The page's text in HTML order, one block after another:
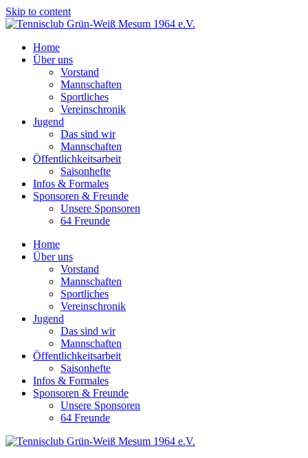
Skip to content
Home
Über uns
Vorstand
Mannschaften
Sportliches
Vereinschronik
Jugend
Das sind wir
Mannschaften
Öffentlichkeitsarbeit
Saisonhefte
Infos & Formales
Sponsoren & Freunde
Unsere Sponsoren
64 Freunde
Home
Über uns
Vorstand
Mannschaften
Sportliches
Vereinschronik
Jugend
Das sind wir
Mannschaften
Öffentlichkeitsarbeit
Saisonhefte
Infos & Formales
Sponsoren & Freunde
Unsere Sponsoren
64 Freunde